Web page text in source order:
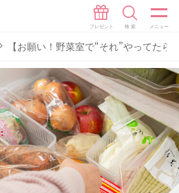
【お願い！野菜室で“それ”やってた